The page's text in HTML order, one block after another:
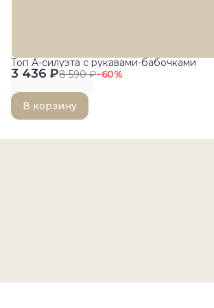
3 436 ₽8 590 ₽−60%
Топ А-силуэта с рукавами-бабочками
В корзину